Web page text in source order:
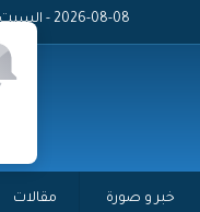
2026-08-08 - السبت
خبر و صورة مقالات